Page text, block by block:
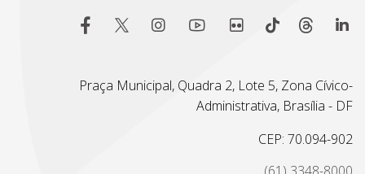
Praça Municipal, Quadra 2, Lote 5, Zona Cívico-
Administrativa, Brasília - DF
CEP: 70.094-902